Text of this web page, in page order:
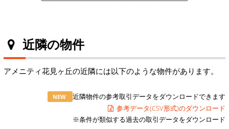
近隣の物件
アメニティ花見ヶ丘の近隣には以下のような物件があります。
NEW
近隣物件の参考取引データをダウンロードできます
参考データ(CSV形式)のダウンロード
※条件が類似する過去の取引データをダウンロード